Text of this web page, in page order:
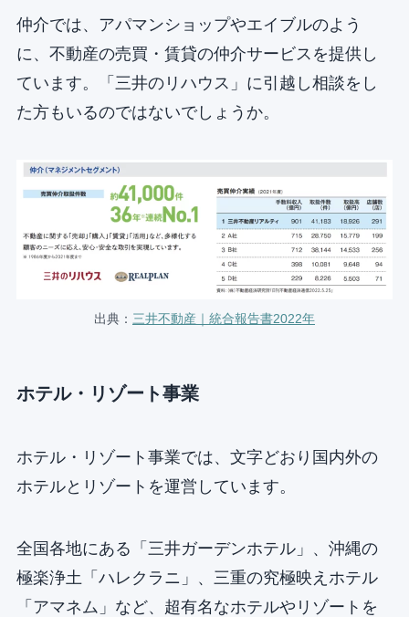
仲介では、アパマンショップやエイブルのよう
に、不動産の売買・賃貸の仲介サービスを提供し
ています。「三井のリハウス」に引越し相談をし
た方もいるのではないでしょうか。
出典： 三井不動産｜統合報告書2022年
ホテル・リゾート事業
ホテル・リゾート事業では、文字どおり国内外の
ホテルとリゾートを運営しています。
全国各地にある「三井ガーデンホテル」、沖縄の
極楽浄土「ハレクラニ」、三重の究極映えホテル
「アマネム」など、超有名なホテルやリゾートを